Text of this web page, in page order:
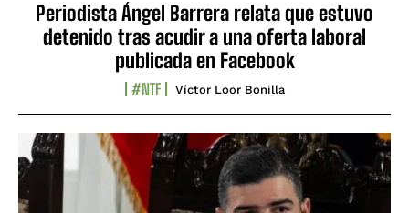
Periodista Ángel Barrera relata que estuvo
detenido tras acudir a una oferta laboral
publicada en Facebook
#NTF Víctor Loor Bonilla